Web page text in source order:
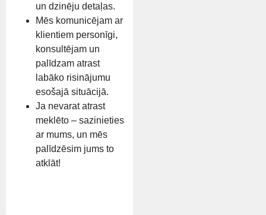
un dzinēju detaļas.
Mēs komunicējam ar
klientiem personīgi,
konsultējam un
palīdzam atrast
labāko risinājumu
esošajā situācijā.
Ja nevarat atrast
meklēto – sazinieties
ar mums, un mēs
palīdzēsim jums to
atklāt!